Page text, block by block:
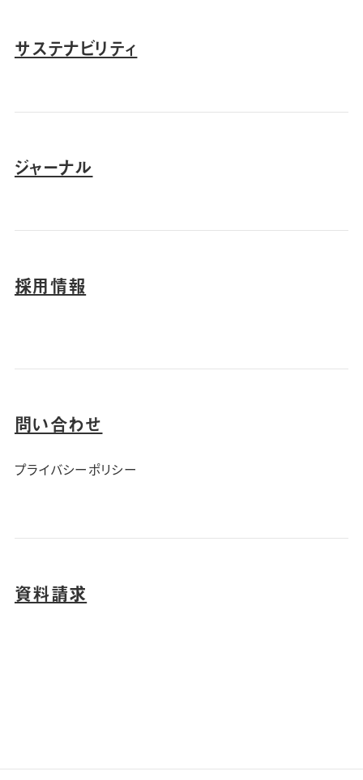
サステナビリティ
ジャーナル
採用情報
問い合わせ
プライバシーポリシー
資料請求